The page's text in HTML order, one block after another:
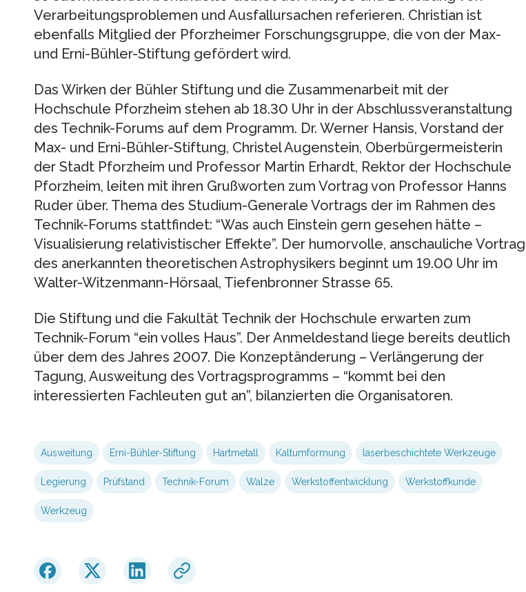
Verarbeitungsproblemen und Ausfallursachen referieren. Christian ist
ebenfalls Mitglied der Pforzheimer Forschungsgruppe, die von der Max-
und Erni-Bühler-Stiftung gefördert wird.
Das Wirken der Bühler Stiftung und die Zusammenarbeit mit der
Hochschule Pforzheim stehen ab 18.30 Uhr in der Abschlussveranstaltung
des Technik-Forums auf dem Programm. Dr. Werner Hansis, Vorstand der
Max- und Erni-Bühler-Stiftung, Christel Augenstein, Oberbürgermeisterin
der Stadt Pforzheim und Professor Martin Erhardt, Rektor der Hochschule
Pforzheim, leiten mit ihren Grußworten zum Vortrag von Professor Hanns
Ruder über. Thema des Studium-Generale Vortrags der im Rahmen des
Technik-Forums stattfindet: “Was auch Einstein gern gesehen hätte –
Visualisierung relativistischer Effekte”. Der humorvolle, anschauliche Vortrag
des anerkannten theoretischen Astrophysikers beginnt um 19.00 Uhr im
Walter-Witzenmann-Hörsaal, Tiefenbronner Strasse 65.
Die Stiftung und die Fakultät Technik der Hochschule erwarten zum
Technik-Forum “ein volles Haus”. Der Anmeldestand liege bereits deutlich
über dem des Jahres 2007. Die Konzeptänderung – Verlängerung der
Tagung, Ausweitung des Vortragsprogramms – “kommt bei den
interessierten Fachleuten gut an”, bilanzierten die Organisatoren.
Ausweitung Erni-Bühler-Stiftung Hartmetall Kaltumformung laserbeschichtete Werkzeuge
Legierung Prüfstand Technik-Forum Walze Werkstoffentwicklung Werkstoffkunde
Werkzeug